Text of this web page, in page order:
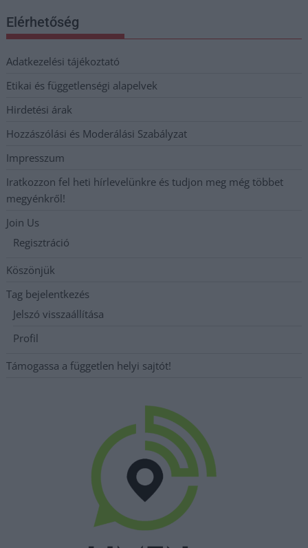
Elérhetőség
Adatkezelési tájékoztató
Etikai és függetlenségi alapelvek
Hirdetési árak
Hozzászólási és Moderálási Szabályzat
Impresszum
Iratkozzon fel heti hírlevelünkre és tudjon meg még többet
megyénkről!
Join Us
Regisztráció
Köszönjük
Tag bejelentkezés
Jelszó visszaállítása
Profil
Támogassa a független helyi sajtót!